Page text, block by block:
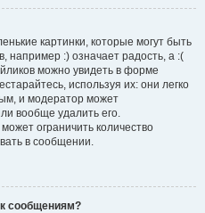
картинки, которые могут быть
например :) означает радость, а :(
можно увидеть в форме
используя их: они легко
и модератор может
вообще удалить его.
ограничить количество
в сообщении.
сообщениям?